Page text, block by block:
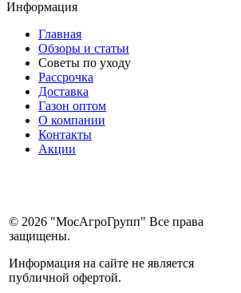
Информация
Главная
Обзоры и статьи
Советы по уходу
Рассрочка
Доставка
Газон оптом
О компании
Контакты
Акции
© 2026 "МосАгроГрупп" Все права
защищены.
Информация на сайте не является
публичной офертой.